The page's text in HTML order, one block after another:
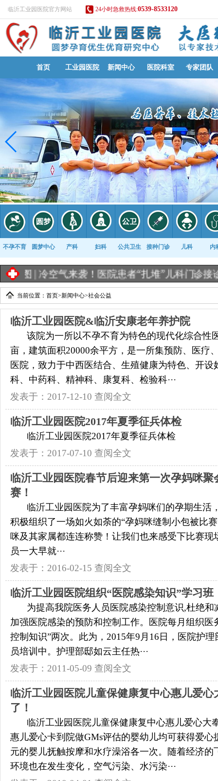
临沂工业园医院官方网站 24小时急救热线:0539-8533120
首页 工业园医院 新闻中心 医院科室 专家团队
不孕不育 圆梦中心 产科 妇科 公共卫生 接种门诊 儿科 内
康复科
图 | 冷空气来袭！医院患者“扎堆”儿科门诊接诊
当前位置： 首页>新闻中心>社会公益
临沂工业园医院&临沂安康老年养护院
该院为一所以不孕不育为特色的现代化综合性
亩，建筑面积20000余平方，是一所集预防、医疗
医院，致力于中西医结合、生殖健康为特色、开
科、中药科、精神科、康复科、检验科···
发表于：2017-12-10 查阅全文
临沂工业园医院2017年夏季征兵体检
临沂工业园医院2017年夏季征兵体检
发表于：2017-07-10 查阅全文
临沂工业园医院春节后迎来第一次孕妈咪聚
赛！
临沂工业园医院为了丰富孕妈咪们的孕期生活
积极组织了一场如火如荼的“孕妈咪缝制小包被比
咪及其家属都连连称赞！让我们也来感受下比赛
员一大早就···
发表于：2016-02-15 查阅全文
临沂工业园医院组织“医院感染知识”学习班
为提高我院医务人员医院感染控制意识,杜绝和
加强医院感染的预防和控制工作。医院每月组织医
控制知识”两次。此为，2015年9月16日，医院护
员培训中。护理部邸如云主任热···
发表于：2011-05-09 查阅全文
临沂工业园医院儿童保健康复中心惠儿爱心
了！
临沂工业园医院儿童保健康复中心惠儿爱心大
惠儿爱心卡到院做GMs评估的婴幼儿均可获得爱心
元的婴儿抚触按摩和水疗澡浴各一次。随着经济的
环境也在发生变化，空气污染、水污染···